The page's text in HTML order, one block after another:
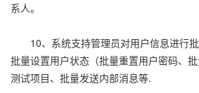
系人。
10、系统支持管理员对用户信息进行批
批量设置用户状态（批量重置用户密码、
测试项目、批量发送内部消息等.